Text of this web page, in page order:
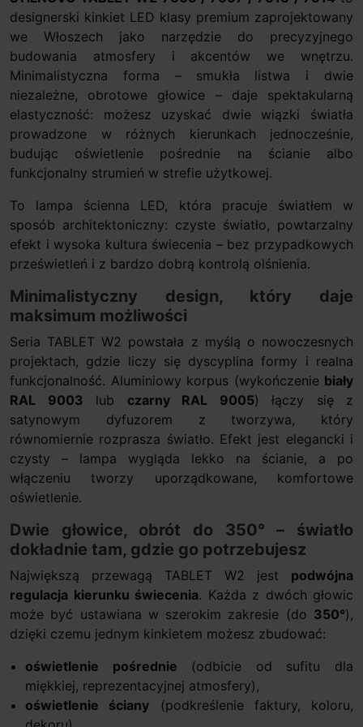
designerski kinkiet LED klasy premium zaprojektowany
we Włoszech jako narzędzie do precyzyjnego
budowania atmosfery i akcentów we wnętrzu.
Minimalistyczna forma – smukła listwa i dwie
niezależne, obrotowe głowice – daje spektakularną
elastyczność: możesz uzyskać dwie wiązki światła
prowadzone w różnych kierunkach jednocześnie,
budując oświetlenie pośrednie na ścianie albo
funkcjonalny strumień w strefie użytkowej.
To lampa ścienna LED, która pracuje światłem w
sposób architektoniczny: czyste światło, powtarzalny
efekt i wysoka kultura świecenia – bez przypadkowych
prześwietleń i z bardzo dobrą kontrolą olśnienia.
Minimalistyczny design, który daje
maksimum możliwości
Seria TABLET W2 powstała z myślą o nowoczesnych
projektach, gdzie liczy się dyscyplina formy i realna
funkcjonalność. Aluminiowy korpus (wykończenie biały
RAL 9003 lub czarny RAL 9005) łączy się z
satynowym dyfuzorem z tworzywa, który
równomiernie rozprasza światło. Efekt jest elegancki i
czysty – lampa wygląda lekko na ścianie, a po
włączeniu tworzy uporządkowane, komfortowe
oświetlenie.
Dwie głowice, obrót do 350° – światło
dokładnie tam, gdzie go potrzebujesz
Największą przewagą TABLET W2 jest podwójna
regulacja kierunku świecenia. Każda z dwóch głowic
może być ustawiana w szerokim zakresie (do 350°),
dzięki czemu jednym kinkietem możesz zbudować:
oświetlenie pośrednie (odbicie od sufitu dla
miękkiej, reprezentacyjnej atmosfery),
oświetlenie ściany (podkreślenie faktury, koloru,